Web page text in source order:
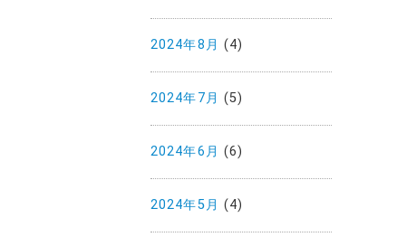
2024年8月 (4)
2024年7月 (5)
2024年6月 (6)
2024年5月 (4)